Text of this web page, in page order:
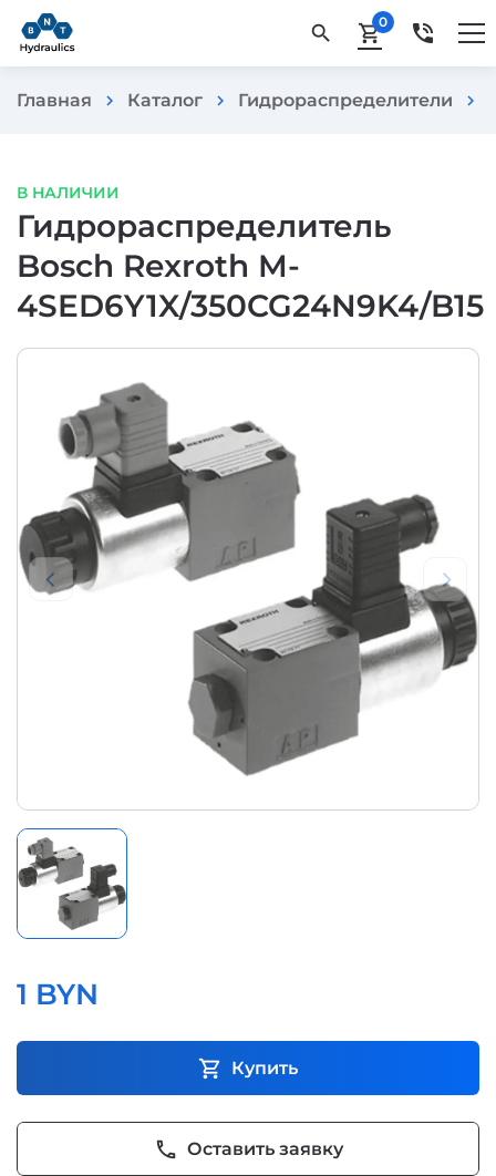
search shopping_cart0 phone_in_talk
Главная chevron_right Каталог chevron_right Гидрораспределители chevron_right
В НАЛИЧИИ
Гидрораспределитель
Bosch Rexroth M-
4SED6Y1X/350CG24N9K4/B15
1 BYN
shopping_cart Купить
phone Оставить заявку